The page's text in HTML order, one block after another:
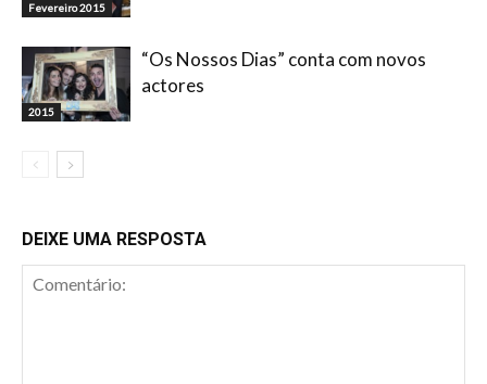
Fevereiro 2015
2015
“Os Nossos Dias” conta com novos
actores
DEIXE UMA RESPOSTA